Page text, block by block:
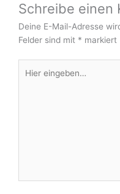
Schreibe einen
Deine E-Mail-Adresse
Felder sind mit * markiert
eingeben…